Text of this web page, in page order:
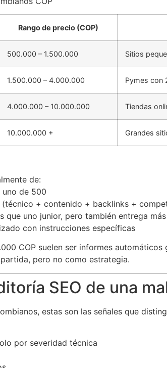
Rango de precio (COP)
500.000 – 1.500.000 Sitios
1.500.000 – 4.000.000 Pymes con
4.000.000 – 10.000.000 Tiendas
10.000.000 + Grandes
de:
uno de 500
+ contenido + backlinks +
que uno junior, pero también entrega
con instrucciones específicas
COP suelen ser informes
pero no como estrategia.
SEO de una
estas son las señales que
por severidad técnica